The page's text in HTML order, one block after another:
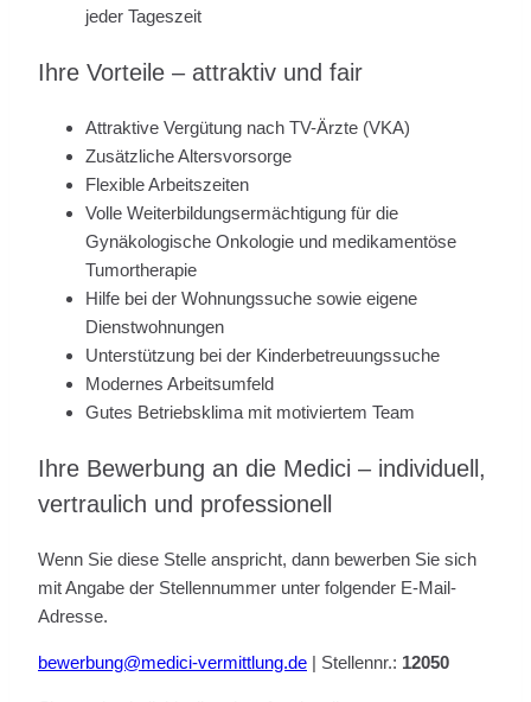
jeder Tageszeit
Ihre Vorteile – attraktiv und fair
Attraktive Vergütung nach TV-Ärzte (VKA)
Zusätzliche Altersvorsorge
Flexible Arbeitszeiten
Volle Weiterbildungsermächtigung für die
Gynäkologische Onkologie und medikamentöse
Tumortherapie
Hilfe bei der Wohnungssuche sowie eigene
Dienstwohnungen
Unterstützung bei der Kinderbetreuungssuche
Modernes Arbeitsumfeld
Gutes Betriebsklima mit motiviertem Team
Ihre Bewerbung an die Medici – individuell,
vertraulich und professionell
Wenn Sie diese Stelle anspricht, dann bewerben Sie sich
mit Angabe der Stellennummer unter folgender E-Mail-
Adresse.
bewerbung@medici-vermittlung.de | Stellennr.: 12050